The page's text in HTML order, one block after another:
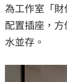
為工作室「
配置插座，
水並存。